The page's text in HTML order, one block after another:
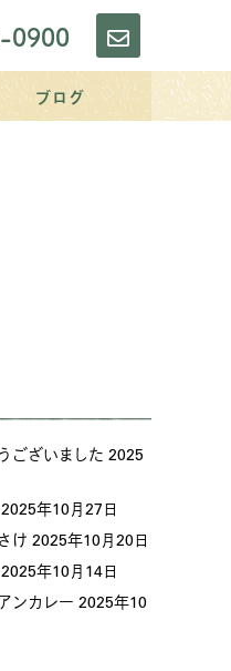
お
問
い
ブログ
ございました 2025
2025年10月27日
け 2025年10月20日
2025年10月14日
ンカレー 2025年10